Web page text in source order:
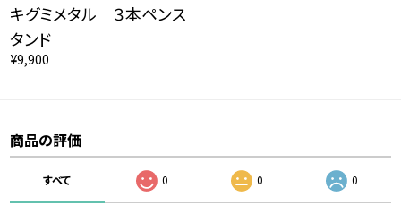
キグミメタル ３本ペンス
タンド
¥9,900
商品の評価
すべて 0 0 0